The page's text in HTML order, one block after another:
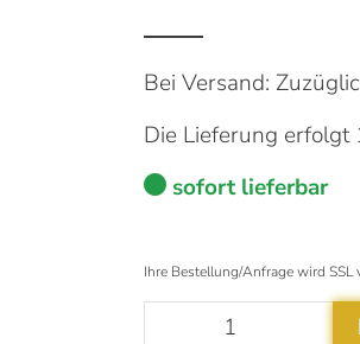
Bei Versand:
Die Lieferung
sofort lieferbar
Ihre Bestellung/Anfrage wird